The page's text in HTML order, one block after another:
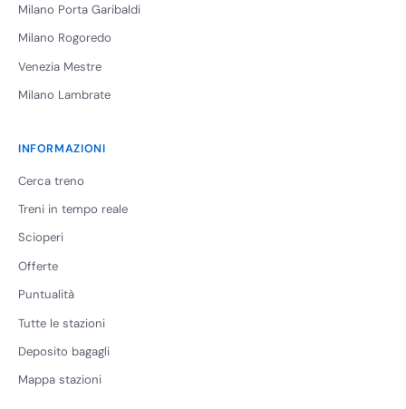
Milano Porta Garibaldi
Milano Rogoredo
Venezia Mestre
Milano Lambrate
INFORMAZIONI
Cerca treno
Treni in tempo reale
Scioperi
Offerte
Puntualità
Tutte le stazioni
Deposito bagagli
Mappa stazioni